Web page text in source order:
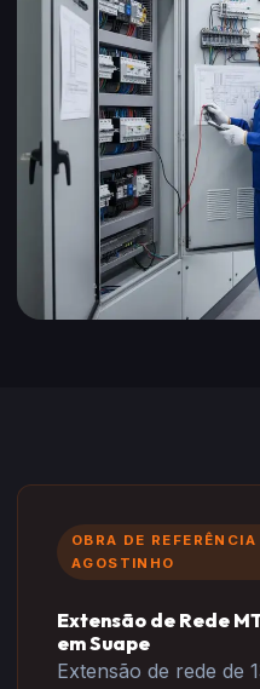
OBRA DE
AGOSTINHO
Extensão de Rede
em Suape
Extensão de rede de